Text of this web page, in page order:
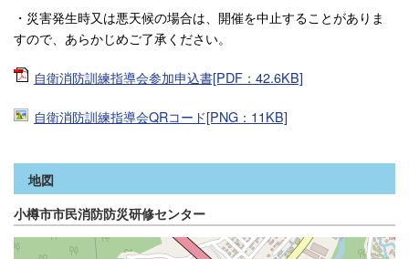
・災害発生時又は悪天候の場合は、開催を中止することがありま
すので、あらかじめご了承ください。
自衛消防訓練指導会参加申込書[PDF：42.6KB]
自衛消防訓練指導会QRコード[PNG：11KB]
地図
小樽市市民消防防災研修センター